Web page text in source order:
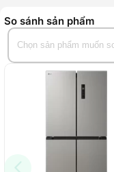
So sánh sản phẩm